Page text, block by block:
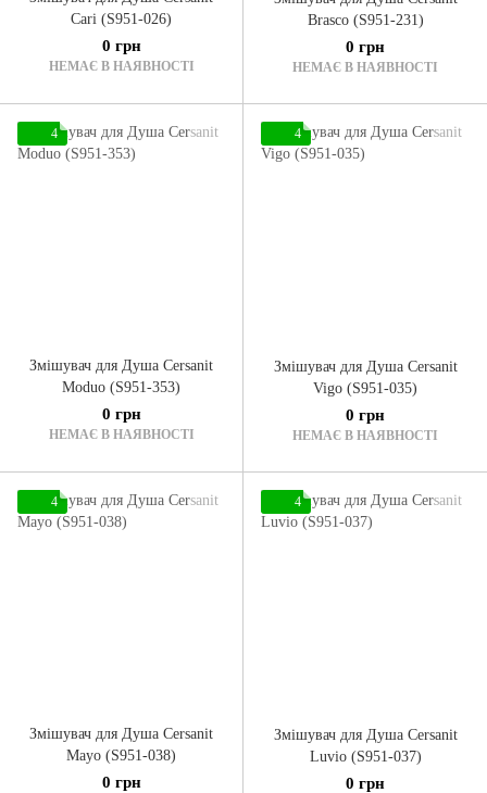
Cari (S951-026)
0 грн
НЕМАЄ В НАЯВНОСТІ
Brasco (S951-231)
0 грн
НЕМАЄ В НАЯВНОСТІ
4
Змішувач для Душа Cersanit
Moduo (S951-353)
0 грн
НЕМАЄ В НАЯВНОСТІ
4
Змішувач для Душа Cersanit
Vigo (S951-035)
0 грн
НЕМАЄ В НАЯВНОСТІ
4
Змішувач для Душа Cersanit
Mayo (S951-038)
0 грн
4
Змішувач для Душа Cersanit
Luvio (S951-037)
0 грн